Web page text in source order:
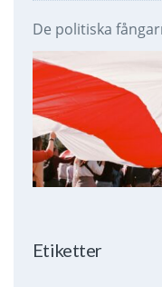
De politiska
Etiketter